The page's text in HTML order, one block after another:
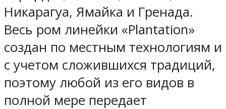
Никарагуа, Ямайка и Гренада.
Весь ром линейки «Plantation»
создан по местным технологиям и
с учетом сложившихся традиций,
поэтому любой из его видов в
полной мере передает